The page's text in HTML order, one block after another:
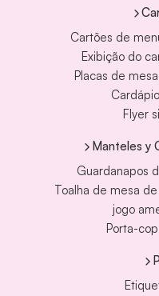
Cartões de
Exibição do
Placas de
Flyer
Manteles y
Guardanapos
Toalha de mesa
jogo
Porta-